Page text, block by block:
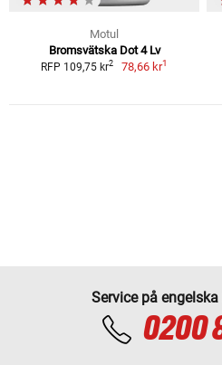
Motul
Bromsvätska Dot 4 Lv
RFP 109,75 kr2 78,66 kr1
Service på
0200